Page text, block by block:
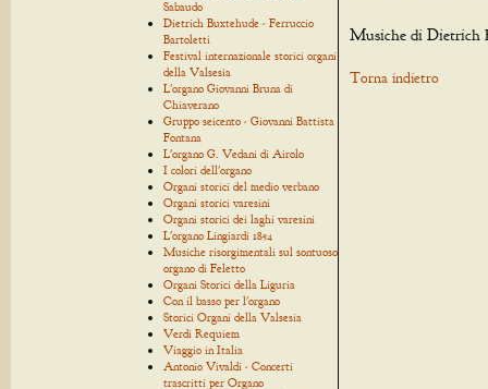
Sabaudo
Dietrich Buxtehude - Ferruccio
Bartoletti
Festival internazionale storici organi
della Valsesia
L'organo Giovanni Bruna di
Chiaverano
Gruppo seicento - Giovanni Battista
Fontana
L'organo G. Vedani di Airolo
I colori dell'organo
Organi storici del medio verbano
Organi storici varesini
Organi storici dei laghi varesini
L'organo Lingiardi 1854
Musiche risorgimentali sul sontuoso
organo di Feletto
Organi Storici della Liguria
Con il basso per l'organo
Storici Organi della Valsesia
Verdi Requiem
Viaggio in Italia
Antonio Vivaldi - Concerti
trascritti per Organo
Musiche di Dietrich
Torna indietro